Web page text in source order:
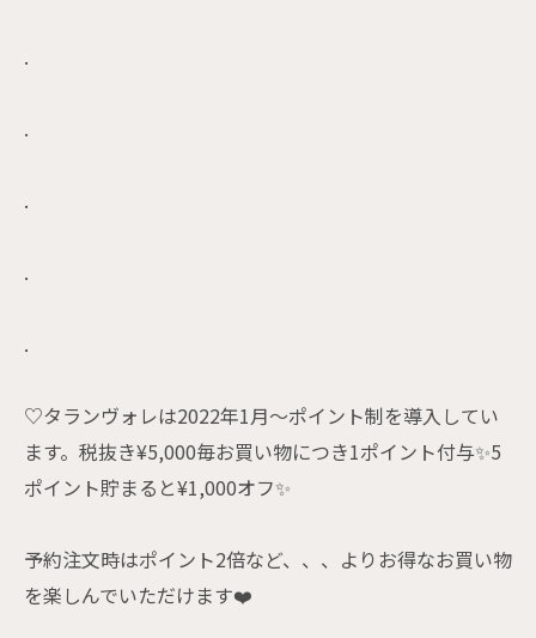
.
.
.
.
.
♡タランヴォレは2022年1月〜ポイント制を導入してい
ます。税抜き¥5,000毎お買い物につき1ポイント付与✨5
ポイント貯まると¥1,000オフ✨
予約注文時はポイント2倍など、、、よりお得なお買い物
を楽しんでいただけます❤️